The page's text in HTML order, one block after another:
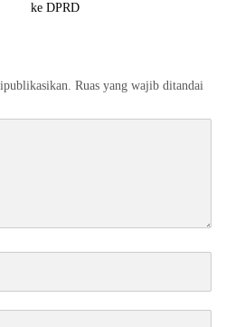
ke DPRD
Ruas yang wajib ditandai